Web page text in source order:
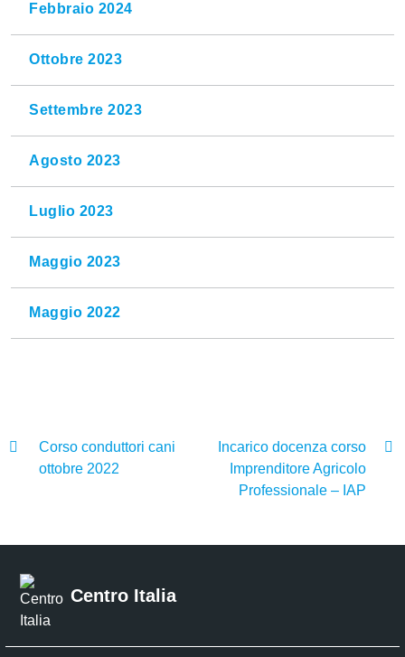
Febbraio 2024
Ottobre 2023
Settembre 2023
Agosto 2023
Luglio 2023
Maggio 2023
Maggio 2022
Corso conduttori cani
ottobre 2022
Incarico docenza corso
Imprenditore Agricolo
Professionale – IAP
Centro Italia